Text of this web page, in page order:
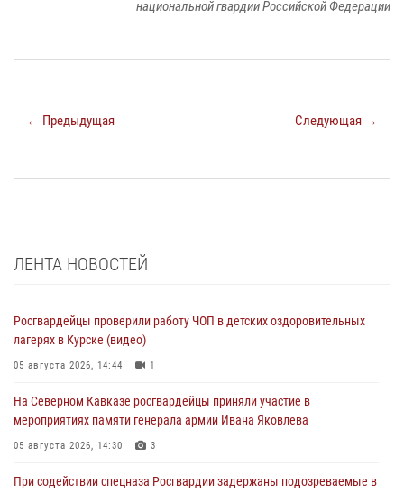
национальной гвардии Российской Федерации
← Предыдущая Следующая →
ЛЕНТА НОВОСТЕЙ
Росгвардейцы проверили работу ЧОП в детских оздоровительных
лагерях в Курске (видео)
05 августа 2026, 14:44 1
На Северном Кавказе росгвардейцы приняли участие в
мероприятиях памяти генерала армии Ивана Яковлева
05 августа 2026, 14:30 3
При содействии спецназа Росгвардии задержаны подозреваемые в